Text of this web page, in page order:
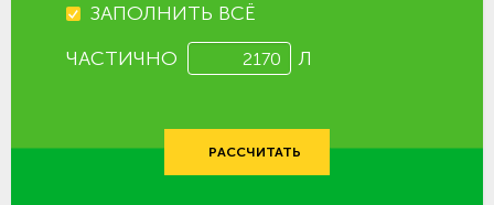
ЗАПОЛНИТЬ ВСЁ
ЧАСТИЧНО
Л
РАССЧИТАТЬ